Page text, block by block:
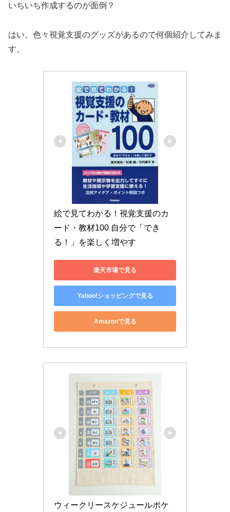
いちいち作成するのが面倒？
はい。色々視覚支援のグッズがあるので何個紹介してみま
す。
絵で見てわかる！視覚支援のカ
ード・教材100 自分で「でき
る！」を楽しく増やす
楽天市場で見る
Yahoo!ショッピングで見る
Amazonで見る
ウィークリースケジュールポケ